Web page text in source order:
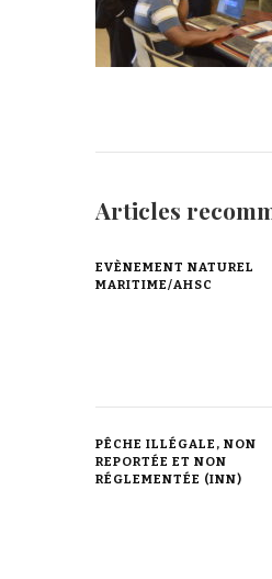
Articles
EVÈNEMENT NATUREL
MARITIME/AHSC
PÊCHE ILLÉGALE, NON
REPORTÉE ET NON
RÉGLEMENTÉE (INN)